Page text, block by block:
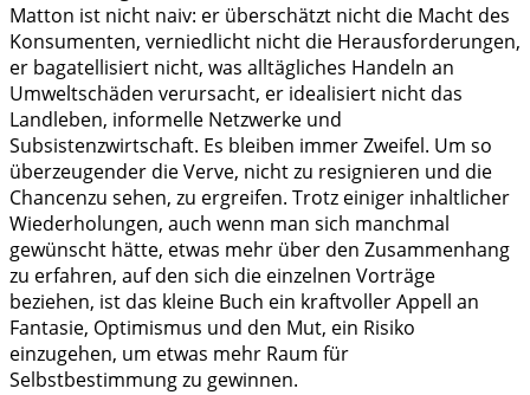
Matton ist nicht naiv: er überschätzt nicht die Macht des
Konsumenten, verniedlicht nicht die Herausforderungen,
er bagatellisiert nicht, was alltägliches Handeln an
Umweltschäden verursacht, er idealisiert nicht das
Landleben, informelle Netzwerke und
Subsistenzwirtschaft. Es bleiben immer Zweifel. Um so
überzeugender die Verve, nicht zu resignieren und die
Chancenzu sehen, zu ergreifen. Trotz einiger inhaltlicher
Wiederholungen, auch wenn man sich manchmal
gewünscht hätte, etwas mehr über den Zusammenhang
zu erfahren, auf den sich die einzelnen Vorträge
beziehen, ist das kleine Buch ein kraftvoller Appell an
Fantasie, Optimismus und den Mut, ein Risiko
einzugehen, um etwas mehr Raum für
Selbstbestimmung zu gewinnen.